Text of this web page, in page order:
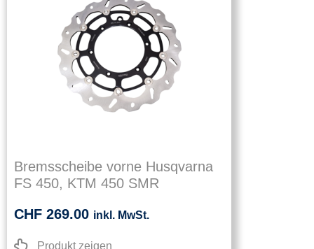
Bremsscheibe vorne Husqvarna
FS 450, KTM 450 SMR
CHF 269.00 inkl. MwSt.
Produkt zeigen